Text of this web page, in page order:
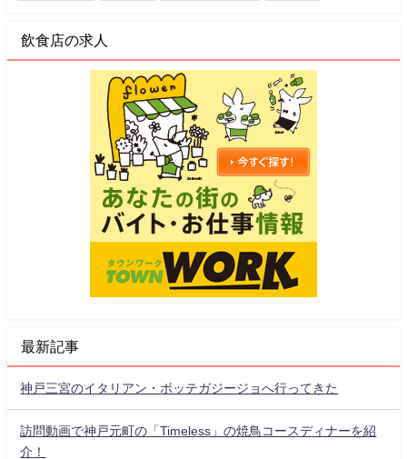
飲食店の求人
最新記事
神戸三宮のイタリアン・ボッテガジージョへ行ってきた
訪問動画で神戸元町の「Timeless」の焼鳥コースディナーを紹
介！